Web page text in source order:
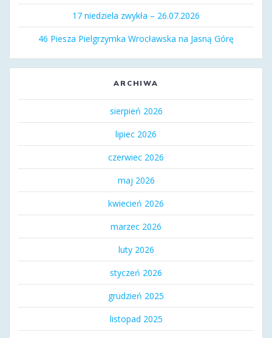
17 niedziela zwykła – 26.07.2026
46 Piesza Pielgrzymka Wrocławska na Jasną Górę
ARCHIWA
sierpień 2026
lipiec 2026
czerwiec 2026
maj 2026
kwiecień 2026
marzec 2026
luty 2026
styczeń 2026
grudzień 2025
listopad 2025